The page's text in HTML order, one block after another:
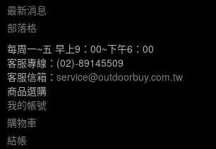
最新消息
部落格
每周一~五 早上9：00~下午6：00
客服專線：(02)-89145509
客服信箱： service@outdoorbuy.com.tw
商品選購
我的帳號
購物車
結帳